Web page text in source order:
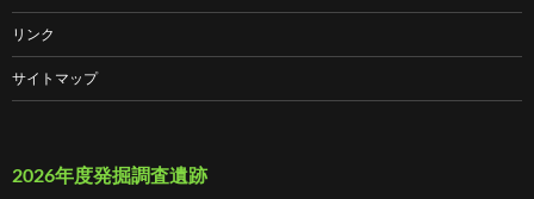
リンク
サイトマップ
2026年度発掘調査遺跡